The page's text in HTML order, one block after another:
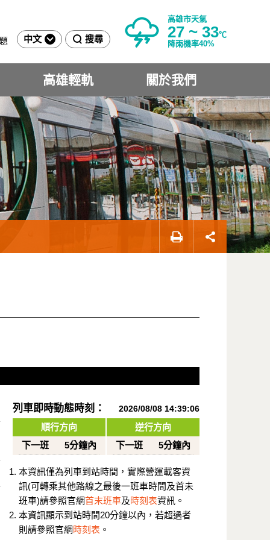
中文 搜尋
高雄市天氣
27 ~ 33℃
降雨機率40%
高雄輕軌 關於我們
列車即時動態時刻： 2026/08/08 14:39:06
順行方向
下一班
5分鐘內
逆行方向
下一班
5分鐘內
本資訊僅為列車到站時間，實際營運載客資
訊(可轉乘其他路線之最後一班車時間及首未
班車)請參照官網首末班車及時刻表資訊。
本資訊顯示到站時間20分鐘以內，若超過者
則請參照官網 時刻表 。